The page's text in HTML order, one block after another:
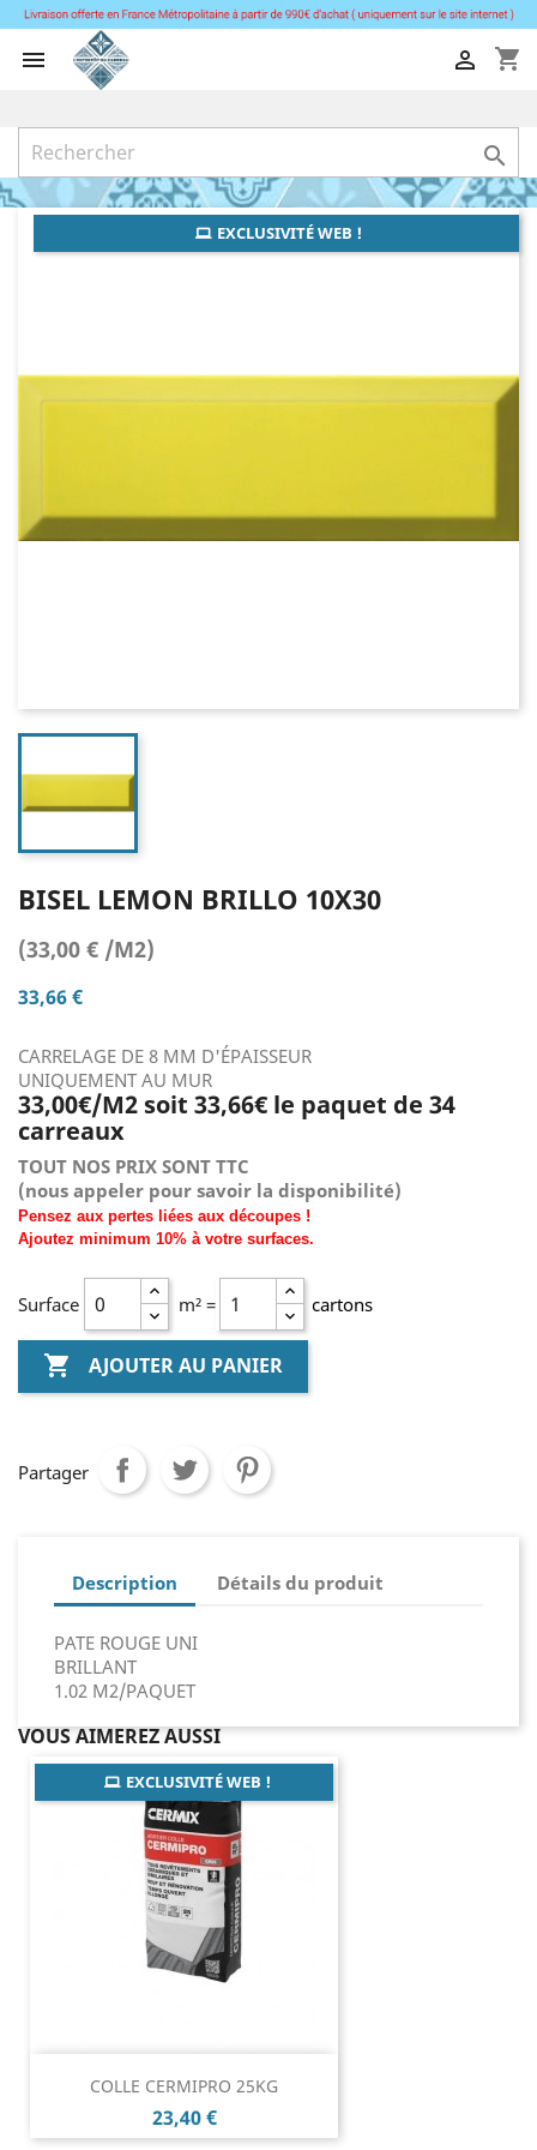
 shopping_cart


EXCLUSIVITÉ WEB !
BISEL LEMON BRILLO 10X30
(33,00 € /M2)
33,66 €
CARRELAGE DE 8 MM D'ÉPAISSEUR
UNIQUEMENT AU MUR
33,00€/M2 soit 33,66€ le paquet de 34
carreaux
TOUT NOS PRIX SONT TTC
(nous appeler pour savoir la disponibilité)
Pensez aux pertes liées aux découpes !
Ajoutez minimum 10% à votre surfaces.
Surface m² = cartons
 AJOUTER AU PANIER
Partager
Description Détails du produit
PATE ROUGE UNI
BRILLANT
1.02 M2/PAQUET
VOUS AIMEREZ AUSSI
COLLE CERMIPRO 25KG
Prix
23,40 €
EXCLUSIVITÉ WEB !